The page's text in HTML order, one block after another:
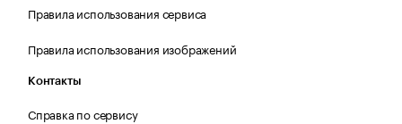
Правила использования сервиса
Правила использования изображений
Контакты
Справка по сервису